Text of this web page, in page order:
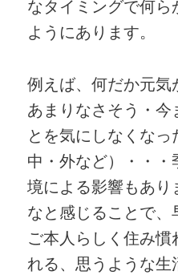
なタイミングで何
ようにあります。
例えば、何だか元
あまりなさそう・今
とを気にしなくな
中・外など）・・
境による影響もあ
なと感じることで、
ご本人らしく住み
れる、思うような